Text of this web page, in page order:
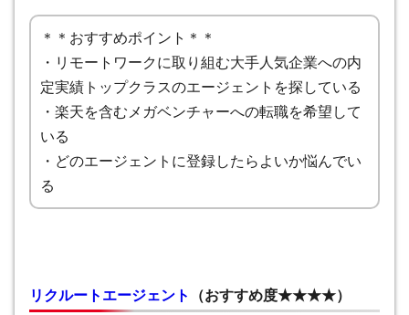
＊＊おすすめポイント＊＊
・リモートワークに取り組む大手人気企業への内
定実績トップクラスのエージェントを探している
・楽天を含むメガベンチャーへの転職を希望して
いる
・どのエージェントに登録したらよいか悩んでい
る
リクルートエージェント （おすすめ度★★★★）